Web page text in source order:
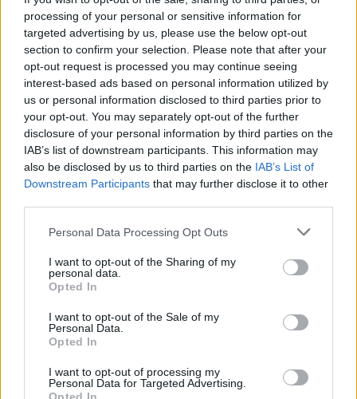
processing of your personal or sensitive information for
targeted advertising by us, please use the below opt-out
section to confirm your selection. Please note that after your
opt-out request is processed you may continue seeing
interest-based ads based on personal information utilized by
us or personal information disclosed to third parties prior to
your opt-out. You may separately opt-out of the further
disclosure of your personal information by third parties on the
IAB’s list of downstream participants. This information may
also be disclosed by us to third parties on the IAB’s List of
Downstream Participants that may further disclose it to other
Personal Data Processing Opt Outs
I want to opt-out of the Sharing of my
personal data.
Opted In
I want to opt-out of the Sale of my
Personal Data.
Opted In
I want to opt-out of processing my
Personal Data for Targeted Advertising.
dei giocatori»
31 Lug 2026
Nuorese, parte la programmazione:
Francesco Cattide è il nuovo tecnico
29 Lug 2026